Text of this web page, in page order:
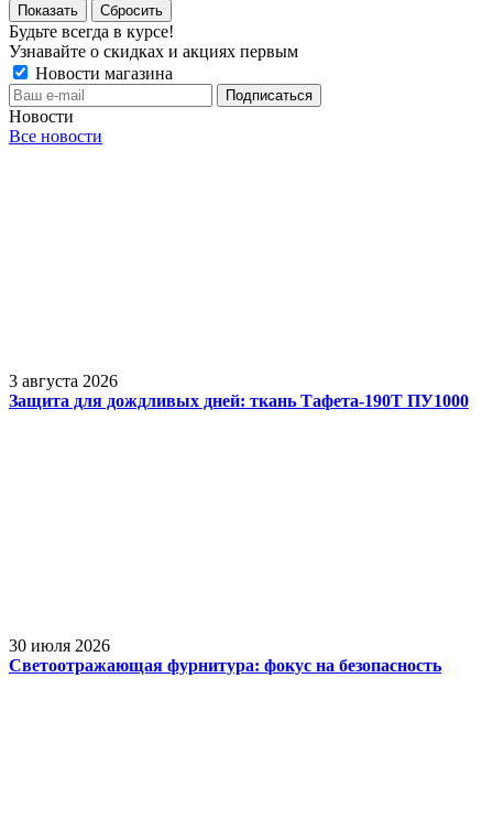
Сбросить
Будьте всегда в курсе!
Узнавайте о скидках и акциях первым
Новости магазина
Новости
Все новости
3 августа 2026
Защита для дождливых дней: ткань Тафета-190Т ПУ1000
30 июля 2026
Светоотражающая фурнитура: фокус на безопасность